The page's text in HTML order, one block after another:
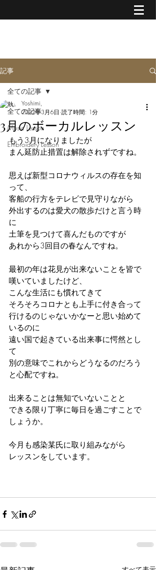
記事
全ての記事
Music Lesson
Embroidery Lesson
全ての記事
3月のボーカルレッスン
Yoshimi,
2022年3月6日 読了時間: 1分
もう3月になりましたが
まん延防止措置は解除されずですね。
思えば新型コロナウィルスの存在を知
って、
客船の行方をテレビで見守りながら
外出するのは愛犬の散歩だけと言う時
に
土筆を見つけて喜んだものですが
あれから3回目の春なんですね。
最初の年は花見が出来ないことを皆で
嘆いていましたけど、
こんな生活にも慣れてきて
そろそろコロナとも上手に付き合って
行けるのじゃないかなーと思い始めて
いるのに
遠い国で起きている出来事に愕然とし
て
別の意味でこれからどうなるのだろう
と心配ですね。
出来ることは無知でいないことと
できる限り丁寧に毎日を過ごすことで
しょうか。
今月も感染某氏に取り組みながら
レッスンをしています。